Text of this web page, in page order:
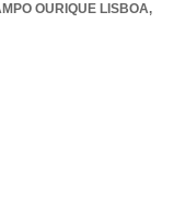
OURIQUE LISBOA,